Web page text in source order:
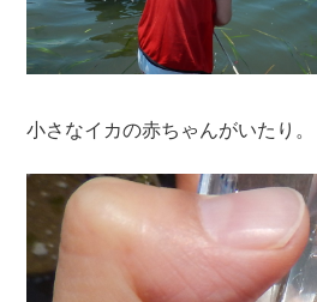
小さなイカの赤ちゃんがいたり。